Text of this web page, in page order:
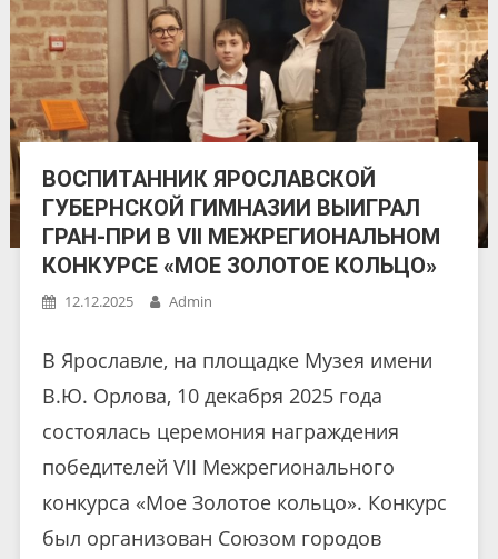
ВОСПИТАННИК ЯРОСЛАВСКОЙ
ГУБЕРНСКОЙ ГИМНАЗИИ ВЫИГРАЛ
ГРАН-ПРИ В VII МЕЖРЕГИОНАЛЬНОМ
КОНКУРСЕ «МОЕ ЗОЛОТОЕ КОЛЬЦО»
12.12.2025 Admin
В Ярославле, на площадке Музея имени
В.Ю. Орлова, 10 декабря 2025 года
состоялась церемония награждения
победителей VII Межрегионального
конкурса «Мое Золотое кольцо». Конкурс
был организован Союзом городов